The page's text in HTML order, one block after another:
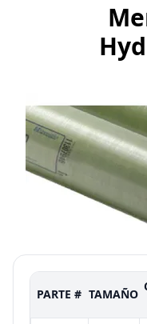
PARTE # TAMAÑO